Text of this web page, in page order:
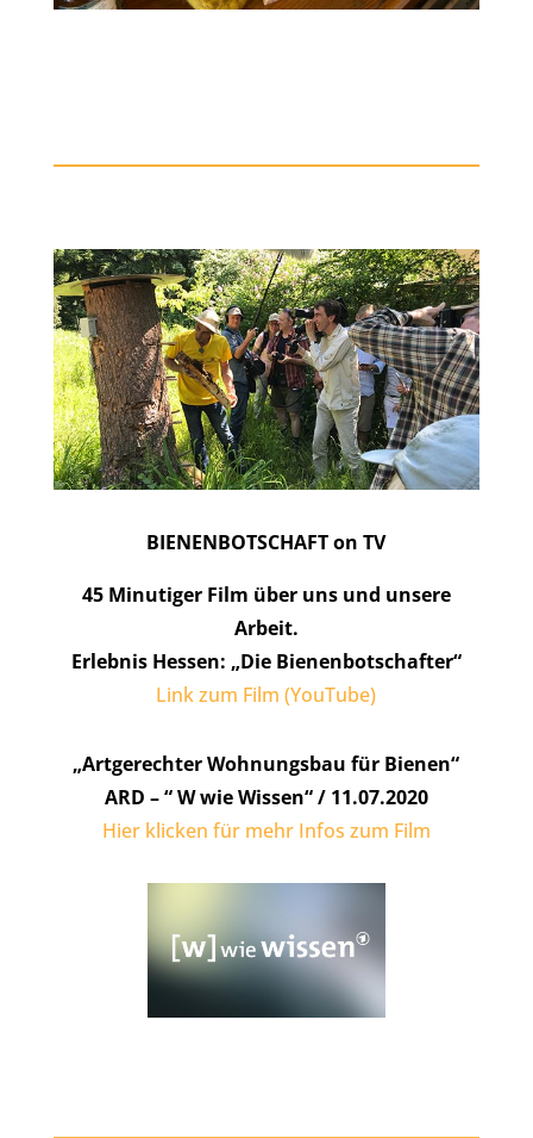
BIENENBOTSCHAFT on TV
45 Minutiger Film über uns und unsere
Arbeit.
Erlebnis Hessen: „Die Bienenbotschafter“
Link zum Film (YouTube)
„Artgerechter Wohnungsbau für Bienen“
ARD – “ W wie Wissen“ / 11.07.2020
Hier klicken für mehr Infos zum Film